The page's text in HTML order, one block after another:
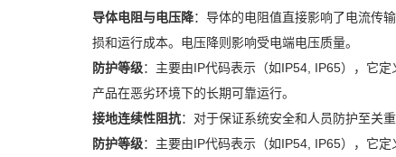
导体电阻与电压降：导体的电阻值直接影响了电流传
损和运行成本。电压降则影响受电端电压质量。
防护等级：主要由IP代码表示（如IP54, IP65），它
产品在恶劣环境下的长期可靠运行。
接地连续性阻抗：对于保证系统安全和人员防护至关
防护等级：主要由IP代码表示（如IP54, IP65），它